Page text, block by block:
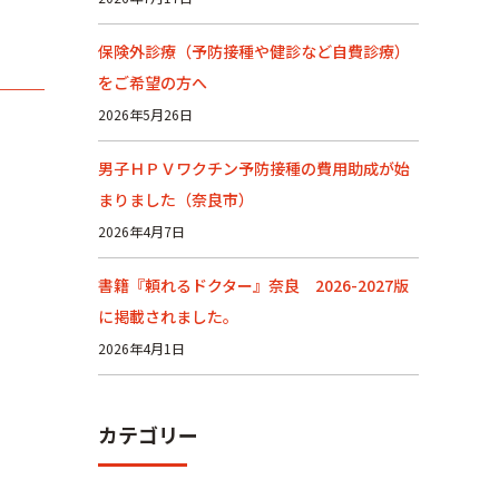
保険外診療（予防接種や健診など自費診療）
をご希望の方へ
2026年5月26日
男子ＨＰＶワクチン予防接種の費用助成が始
まりました（奈良市）
2026年4月7日
書籍『頼れるドクター』奈良 2026-2027版
に掲載されました。
2026年4月1日
カテゴリー